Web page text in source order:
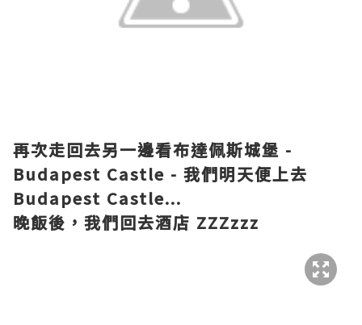
再次走回去另一邊看布達佩斯城堡 -
Budapest Castle - 我們明天便上去
Budapest Castle...
晚飯後 ，我們回去酒店 ZZZzzz